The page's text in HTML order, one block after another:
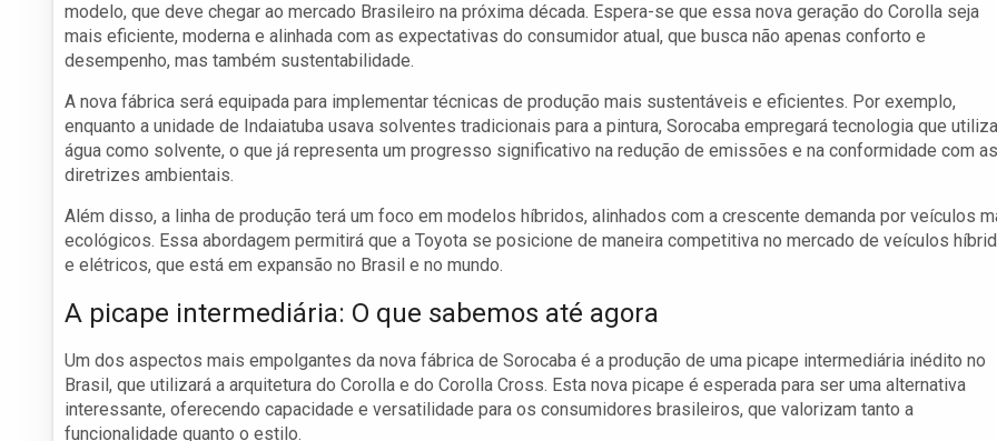
modelo, que deve chegar ao mercado Brasileiro na próxima década. Espera-se que essa nova geração do Corolla seja
mais eficiente, moderna e alinhada com as expectativas do consumidor atual, que busca não apenas conforto e
desempenho, mas também sustentabilidade.
A nova fábrica será equipada para implementar técnicas de produção mais sustentáveis e eficientes. Por exemplo,
enquanto a unidade de Indaiatuba usava solventes tradicionais para a pintura, Sorocaba empregará tecnologia que utiliza
água como solvente, o que já representa um progresso significativo na redução de emissões e na conformidade com as
diretrizes ambientais.
Além disso, a linha de produção terá um foco em modelos híbridos, alinhados com a crescente demanda por veículos
ecológicos. Essa abordagem permitirá que a Toyota se posicione de maneira competitiva no mercado de veículos
e elétricos, que está em expansão no Brasil e no mundo.
A picape intermediária: O que sabemos até agora
Um dos aspectos mais empolgantes da nova fábrica de Sorocaba é a produção de uma picape intermediária inédito no
Brasil, que utilizará a arquitetura do Corolla e do Corolla Cross. Esta nova picape é esperada para ser uma alternativa
interessante, oferecendo capacidade e versatilidade para os consumidores brasileiros, que valorizam tanto a
funcionalidade quanto o estilo.